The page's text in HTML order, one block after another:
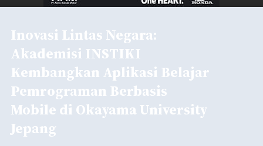
Inovasi Lintas Negara:
Akademisi INSTIKI
Kembangkan Aplikasi Belajar
Pemrograman Berbasis
Mobile di Okayama University
Jepang